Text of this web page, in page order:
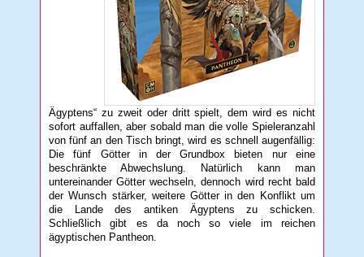
Ägyptens“ zu zweit oder dritt spielt, dem wird es nicht
sofort auffallen, aber sobald man die volle Spieleranzahl
von fünf an den Tisch bringt, wird es schnell augenfällig:
Die fünf Götter in der Grundbox bieten nur eine
beschränkte Abwechslung. Natürlich kann man
untereinander Götter wechseln, dennoch wird recht bald
der Wunsch stärker, weitere Götter in den Konflikt um
die Lande des antiken Ägyptens zu schicken.
Schließlich gibt es da noch so viele im reichen
ägyptischen Pantheon.